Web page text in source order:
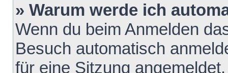
» Warum werde ich
Wenn du beim Anmelden
Besuch automatisch
für eine Sitzung